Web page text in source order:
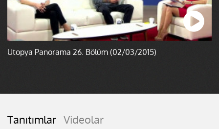
Ütopya Panorama 26. Bölüm (02/03/2015)
Tanıtımlar Videolar